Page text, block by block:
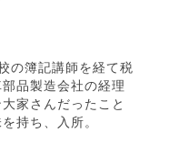
の簿記講師を経て税
品製造会社の経理
家さんだったこと
持ち、入所。